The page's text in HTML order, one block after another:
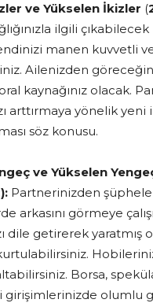
ve Yükselen İkizler (
ilgili çıkabilecek
manen kuvvetli
Ailenizden
kaynağınız olacak.
arttırmaya yönelik yeni
söz konusu.
ve Yükselen
Partnerinizden
arkasını görmeye
dile getirerek yaratmış
Borsa,
girişimlerinizde olumlu